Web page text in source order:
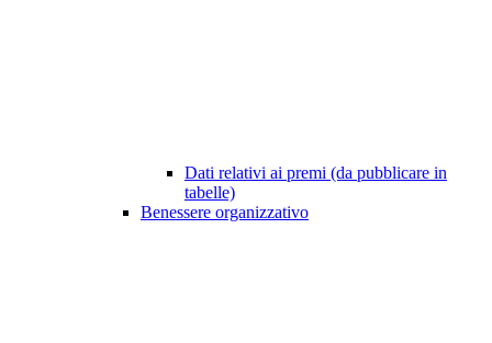
Dati relativi ai premi (da pubblicare in
tabelle)
Benessere organizzativo